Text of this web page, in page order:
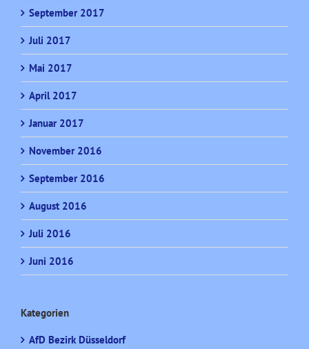
September 2017
Juli 2017
Mai 2017
April 2017
Januar 2017
November 2016
September 2016
August 2016
Juli 2016
Juni 2016
Kategorien
AfD Bezirk Düsseldorf